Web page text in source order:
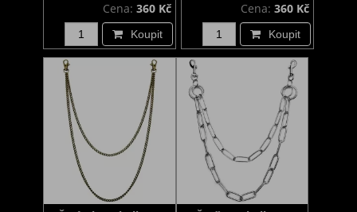
Cena: 360 Kč
Koupit
Cena: 360 Kč
Koupit